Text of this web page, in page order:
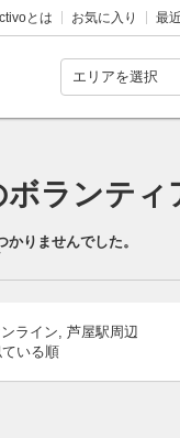
とは お気に入り 最
ランティ
りませんでした。
ライン, 芦屋駅周辺
いる順